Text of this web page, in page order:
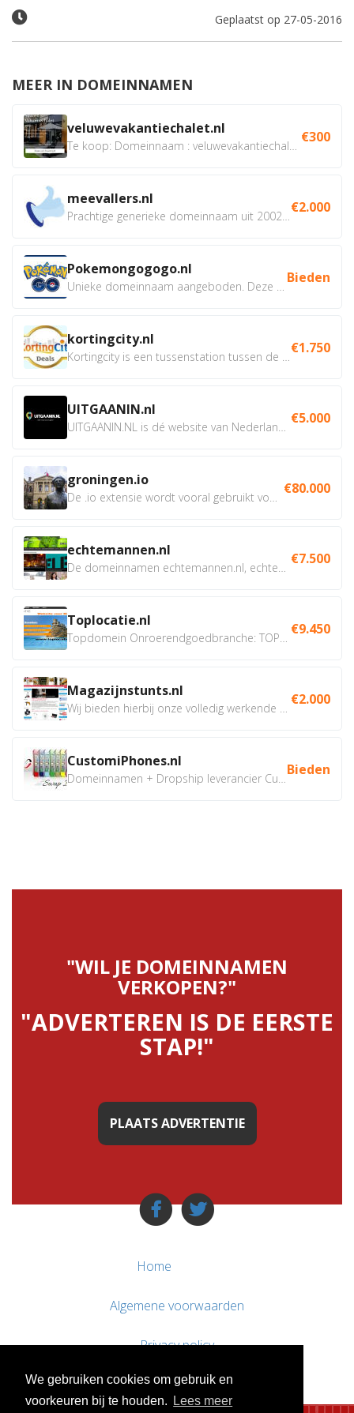
We gebruiken cookies om gebruik en
voorkeuren bij te houden.
Lees meer
Geplaatst op 27-05-2016
MEER IN DOMEINNAMEN
veluwevakantiechalet.nl €300
meevallers.nl €2.000
Pokemongogogo.nl Bieden
kortingcity.nl €1.750
UITGAANIN.nl €5.000
groningen.io €80.000
echtemannen.nl €7.500
Toplocatie.nl €9.450
Magazijnstunts.nl €2.000
CustomiPhones.nl Bieden
"WIL JE DOMEINNAMEN
VERKOPEN?"
"ADVERTEREN IS DE EERSTE
STAP!"
PLAATS ADVERTENTIE
Home
Algemene voorwaarden
Privacy policy
Contact / Support